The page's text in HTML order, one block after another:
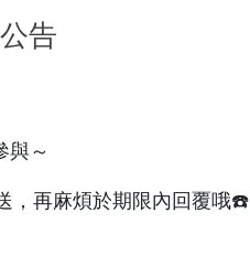
告
與～
，再麻煩於期限內回覆哦☎️